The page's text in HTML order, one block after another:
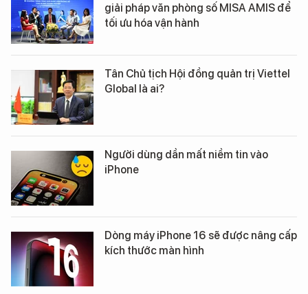
giải pháp văn phòng số MISA AMIS để
tối ưu hóa vận hành
Tân Chủ tịch Hội đồng quản trị Viettel
Global là ai?
Người dùng dần mất niềm tin vào
iPhone
Dòng máy iPhone 16 sẽ được nâng cấp
kích thước màn hình